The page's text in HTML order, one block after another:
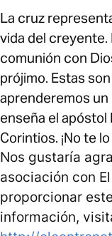
La cruz
vida del
comunión con
prójimo. Estas
aprenderemos un
enseña el apóstol
Corintios. ¡No te
Nos gustaría
asociación con
proporcionar
información,